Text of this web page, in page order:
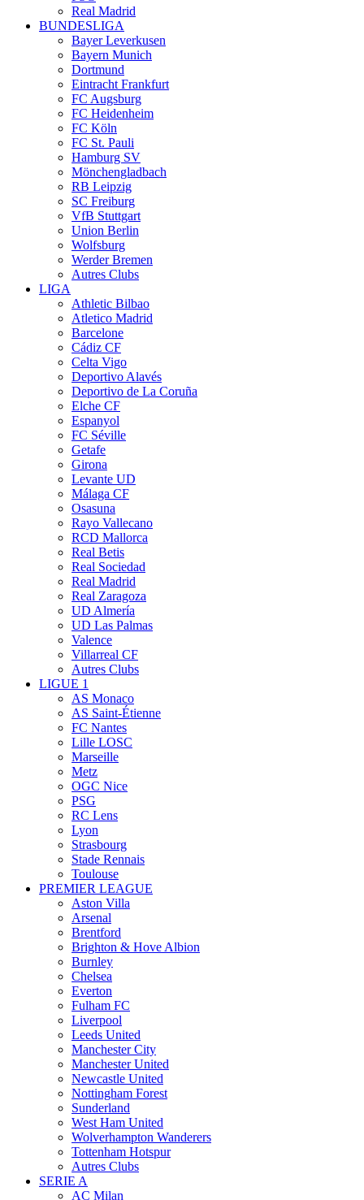
Real Madrid
BUNDESLIGA
Bayer Leverkusen
Bayern Munich
Dortmund
Eintracht Frankfurt
FC Augsburg
FC Heidenheim
FC Köln
FC St. Pauli
Hamburg SV
Mönchengladbach
RB Leipzig
SC Freiburg
VfB Stuttgart
Union Berlin
Wolfsburg
Werder Bremen
Autres Clubs
LIGA
Athletic Bilbao
Atletico Madrid
Barcelone
Cádiz CF
Celta Vigo
Deportivo Alavés
Deportivo de La Coruña
Elche CF
Espanyol
FC Séville
Getafe
Girona
Levante UD
Málaga CF
Osasuna
Rayo Vallecano
RCD Mallorca
Real Betis
Real Sociedad
Real Madrid
Real Zaragoza
UD Almería
UD Las Palmas
Valence
Villarreal CF
Autres Clubs
LIGUE 1
AS Monaco
AS Saint-Étienne
FC Nantes
Lille LOSC
Marseille
Metz
OGC Nice
PSG
RC Lens
Lyon
Strasbourg
Stade Rennais
Toulouse
PREMIER LEAGUE
Aston Villa
Arsenal
Brentford
Brighton & Hove Albion
Burnley
Chelsea
Everton
Fulham FC
Liverpool
Leeds United
Manchester City
Manchester United
Newcastle United
Nottingham Forest
Sunderland
West Ham United
Wolverhampton Wanderers
Tottenham Hotspur
Autres Clubs
SERIE A
AC Milan